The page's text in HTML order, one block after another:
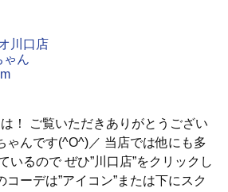
川口店
ゃん
！ ご覧いただきありがとうござい
んです(^O^)／ 当店では他にも多
いるので ぜひ”川口店”をクリックし
ーデは”アイコン”または下にスク